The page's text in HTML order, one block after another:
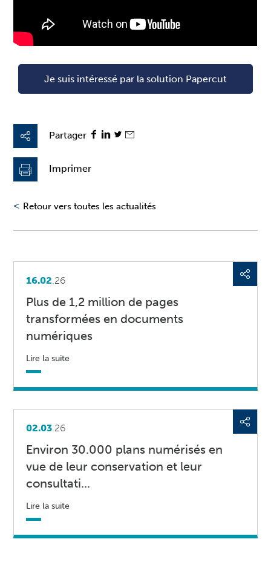
Partager
Imprimer
< Retour vers toutes les actualités
Je suis intéressé par la solution Papercut
16.02.26
Plus de 1,2 million de pages
transformées en documents
numériques
Lire la suite
02.03.26
Environ 30.000 plans numérisés en
vue de leur conservation et leur
consultati...
Lire la suite